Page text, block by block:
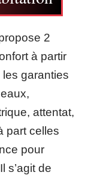
2
à partir
garanties
attentat,
part celles
pour
s’agit de